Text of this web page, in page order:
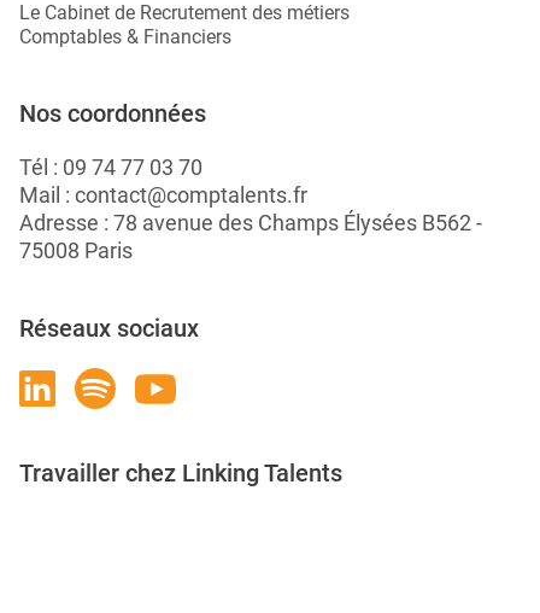
Le Cabinet de Recrutement des métiers
Comptables & Financiers
Nos coordonnées
Tél : 09 74 77 03 70
Mail : contact@comptalents.fr
Adresse : 78 avenue des Champs Élysées B562 -
75008 Paris
Réseaux sociaux
Travailler chez Linking Talents